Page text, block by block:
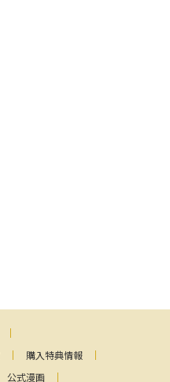
購入特典情報
公式漫画